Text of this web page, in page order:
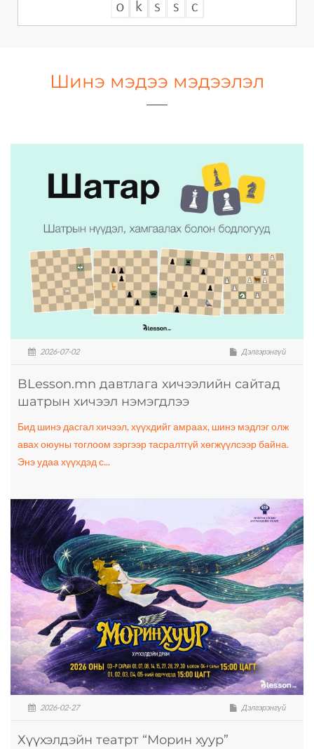
Шинэ мэдээ мэдээлэл
2026-07-02 Дэлгэрэнгүй
BLesson.mn давтлага хичээлийн сайтад
шатрын хичээл нэмэгдлээ
Бид шинэ дасгал хичээл, хүүхдийг амраах, шинэ мэдлэг олж
авах оюуны тоглоом зэргээр тасралтгүй хөгжүүлсээр байна.
Энэ удаа хүүхдэд с...
2026-02-27 Дэлгэрэнгүй
Хүүхэлдэйн театрт “Морин хуур”